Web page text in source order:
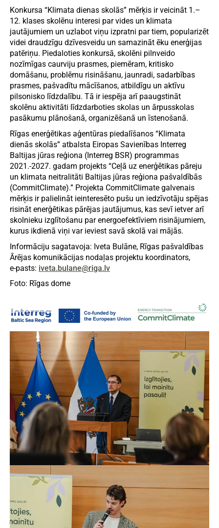
Konkursa “Klimata dienas skolās” mērķis ir veicināt 1.–
12. klases skolēnu interesi par vides un klimata
jautājumiem un uzlabot viņu izpratni par tiem, popularizēt
videi draudzīgu dzīvesveidu un samazināt ēku enerģijas
patēriņu. Piedaloties konkursā, skolēni pilnveido
nozīmīgas caurviju prasmes, piemēram, kritisko
domāšanu, problēmu risināšanu, jaunradi, sadarbības
prasmes, pašvadītu mācīšanos, atbildīgu un aktīvu
pilsonisko līdzdalību. Tā ir iespēja arī paaugstināt
skolēnu aktivitāti līdzdarboties skolas un ārpusskolas
pasākumu plānošanā, organizēšanā un īstenošanā.
Rīgas enerģētikas aģentūras piedalīšanos “Klimata
dienās skolās” atbalsta Eiropas Savienības Interreg
Baltijas jūras reģiona (Interreg BSR) programmas
2021.-2027. gadam projekts “Ceļā uz enerģētikas pāreju
un klimata neitralitāti Baltijas jūras reģiona pašvaldībās
(CommitClimate).” Projekta CommitClimate galvenais
mērķis ir palielināt ieinteresēto pušu un iedzīvotāju spējas
risināt enerģētikas pārējas jautājumus, kas sevī ietver arī
skolnieku izglītošanu par energoefektīviem risinājumiem,
kurus ikdienā viņi var ieviest savā skolā vai mājās.
Informāciju sagatavoja: Iveta Bulāne, Rīgas pašvaldības
Ārējas komunikācijas nodaļas projektu koordinators,
e-pasts: iveta.bulane@riga.lv
Foto: Rīgas dome